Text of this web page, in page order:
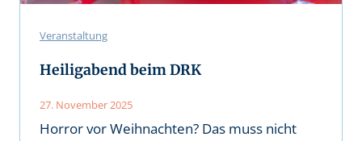
Veranstaltung
Heiligabend beim DRK
27. November 2025
Horror vor Weihnachten? Das muss nicht